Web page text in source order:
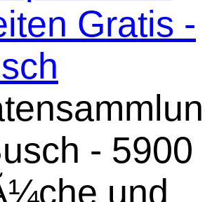
Gratis -
- 5900
und